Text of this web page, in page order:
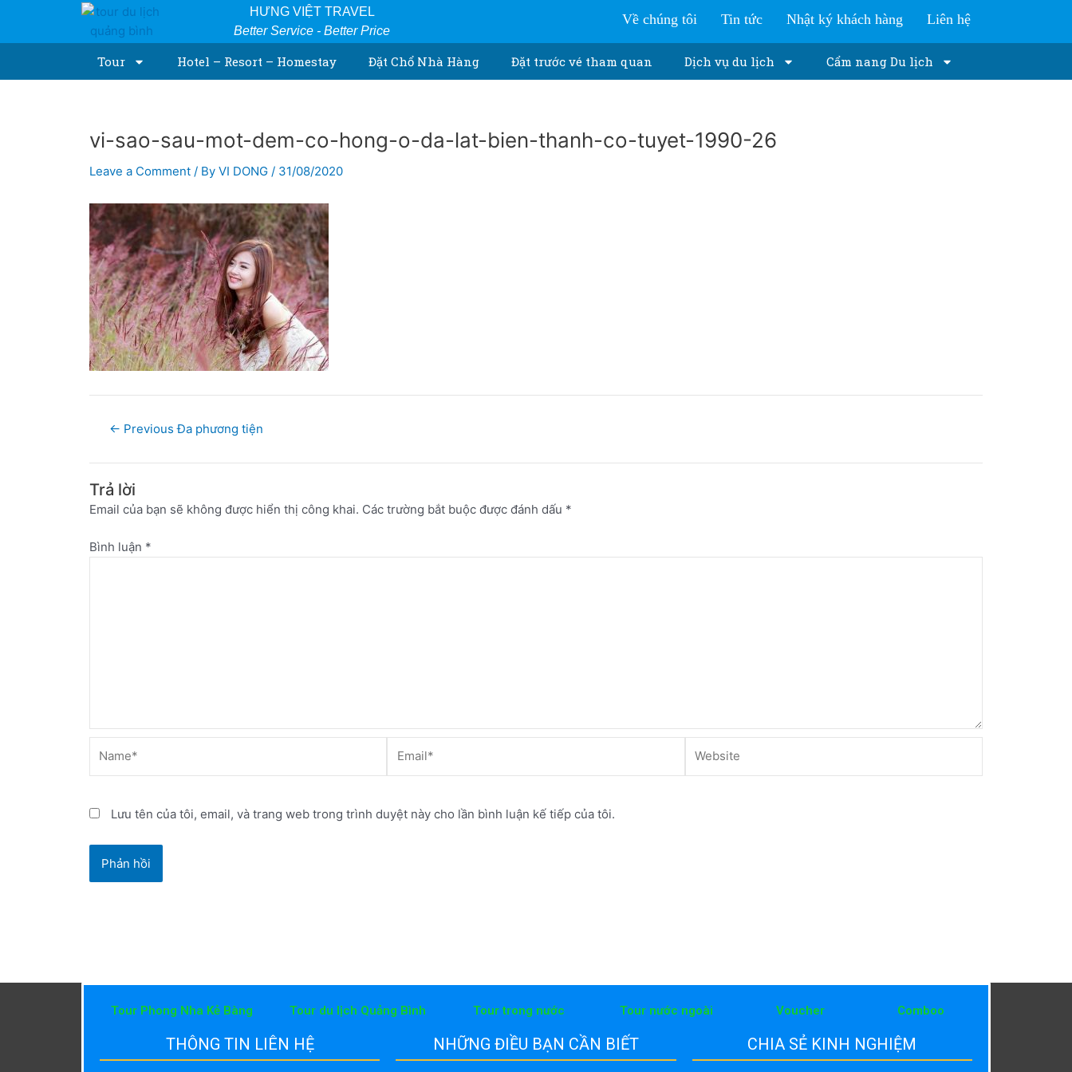
content
HƯNG VIỆT TRAVEL
Better Service - Better Price
Về chúng tôi Tin tức Nhật ký khách hàng Liên hệ
Tour Hotel – Resort – Homestay Đặt Chổ Nhà Hàng Đặt trước vé tham quan Dịch vụ du lịch Cẩm nang Du lịch
vi-sao-sau-mot-dem-co-hong-o-da-lat-bien-thanh-co-tuyet-1990-26
Leave a Comment / By VI DONG / 31/08/2020
Post
navigation
← Previous Đa phương tiện
Trả lời
Email của bạn sẽ không được hiển thị công khai. Các trường bắt buộc được đánh dấu *
Bình luận *
Lưu tên của tôi, email, và trang web trong trình duyệt này cho lần bình luận kế tiếp của tôi.
Tour Phong Nha Kẻ Bàng Tour du lịch Quảng Bình Tour trong nước Tour nước ngoài Voucher Comboo
THÔNG TIN LIÊN HỆ NHỮNG ĐIỀU BẠN CẦN BIẾT CHIA SẺ KINH NGHIỆM